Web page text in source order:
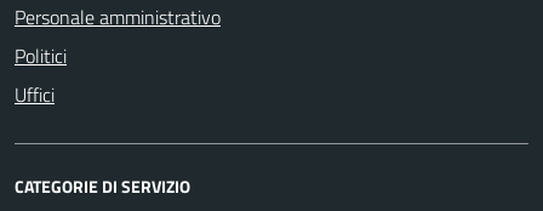
Personale amministrativo
Politici
Uffici
CATEGORIE DI SERVIZIO